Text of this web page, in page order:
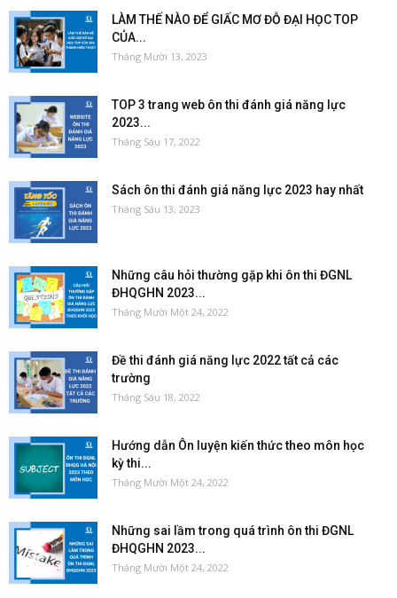
LÀM THẾ NÀO ĐỂ GIẤC MƠ ĐỖ ĐẠI HỌC TOP
CỦA...
Tháng Mười 13, 2023
TOP 3 trang web ôn thi đánh giá năng lực
2023...
Tháng Sáu 17, 2022
Sách ôn thi đánh giá năng lực 2023 hay nhất
Tháng Sáu 13, 2023
Những câu hỏi thường gặp khi ôn thi ĐGNL
ĐHQGHN 2023...
Tháng Mười Một 24, 2022
Đề thi đánh giá năng lực 2022 tất cả các
trường
Tháng Sáu 18, 2022
Hướng dẫn Ôn luyện kiến thức theo môn học
kỳ thi...
Tháng Mười Một 24, 2022
Những sai lầm trong quá trình ôn thi ĐGNL
ĐHQGHN 2023...
Tháng Mười Một 24, 2022